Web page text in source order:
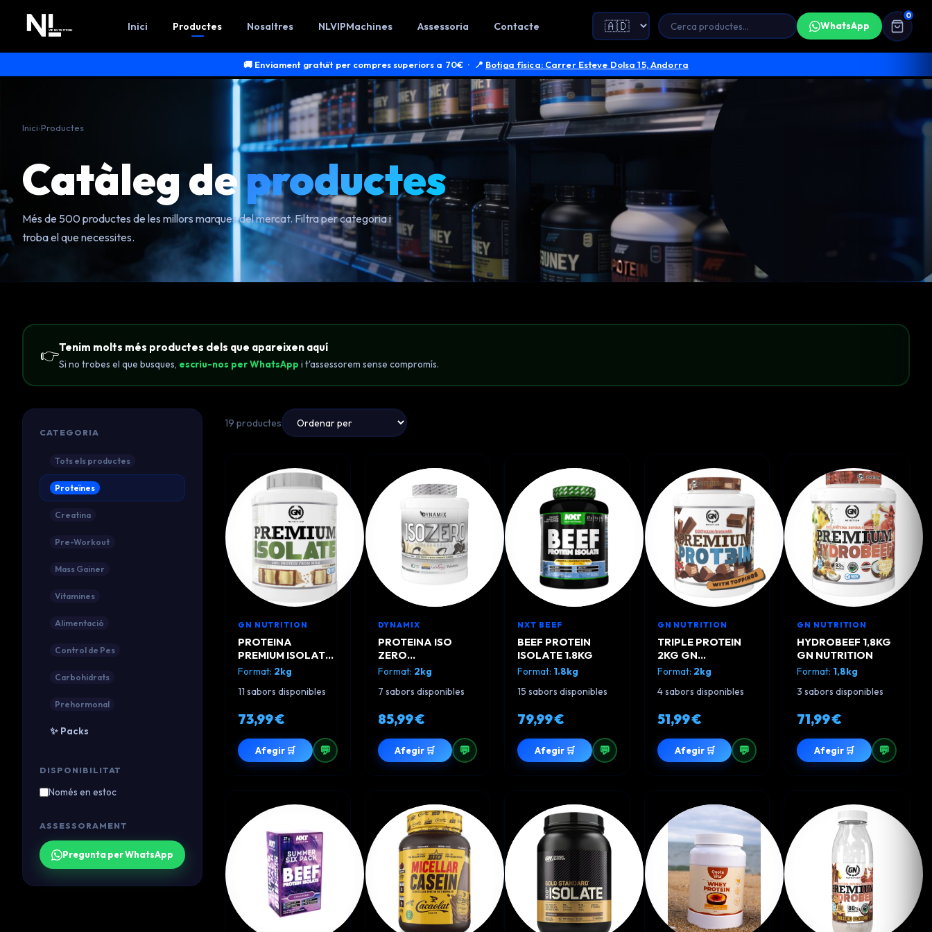
Inici Productes Nosaltres NLVIPMachines Assessoria Contacte WhatsApp
0
🚚 Enviament gratuït per compres superiors a 70€ · 📍 Botiga física: Carrer Esteve Dolsa 15, Andorra
Inici›Productes
Catàleg deproductes
Més de 500 productes de les millors marques del mercat. Filtra per categoria i
troba el que necessites.
👉Tenim molts més productes dels que apareixen aquí
Si no trobes el que busques, escriu-nos per WhatsApp i t'assessorem sense compromís.
CATEGORIA
Tots els productes
Proteïnes
Creatina
Pre-Workout
Mass Gainer
Vitamines
Alimentació
Control de Pes
Carbohidrats
Prehormonal
✨ Packs
DISPONIBILITAT
Només en estoc
ASSESSORAMENT
Pregunta per WhatsApp
19 productes
GN NUTRITION
PROTEINA
PREMIUM ISOLATE
GN NUTRITION
Format: 2kg
11 sabors disponibles
73,99 €
Afegir 🛒 💬
DYNAMIX
PROTEINA ISO
ZERO
PROFESSIONAL
DYNAMIX 2KG
Format: 2kg
7 sabors disponibles
85,99 €
Afegir 🛒 💬
NXT BEEF
BEEF PROTEIN
ISOLATE 1.8KG
Format: 1.8kg
15 sabors disponibles
79,99 €
Afegir 🛒 💬
GN NUTRITION
TRIPLE PROTEIN
2KG GN
NUTRITION
Format: 2kg
4 sabors disponibles
51,99 €
Afegir 🛒 💬
GN NUTRITION
HYDROBEEF 1,8KG
GN NUTRITION
Format: 1,8kg
3 sabors disponibles
71,99 €
Afegir 🛒 💬